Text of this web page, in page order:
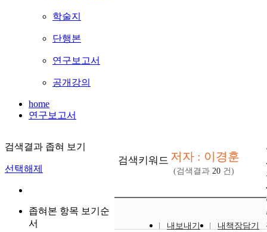
학술지
단행본
연구보고서
공개강의
home
연구보고서
검색결과 좁혀 보기
선택해제
좁혀본 항목 보기순
서
검색키워드 저자 : 이경훈
(검색결과 20 건)
내보내기
내책장담기